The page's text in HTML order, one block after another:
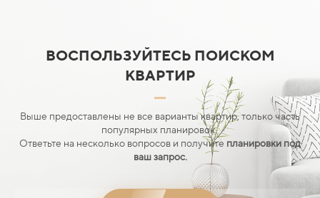
ВОСПОЛЬЗУЙТЕСЬ ПОИСКОМ
КВАРТИР
Выше предоставлены не все варианты квартир, только часть
популярных планировок.
Ответьте на несколько вопросов и получите планировки под
ваш запрос.